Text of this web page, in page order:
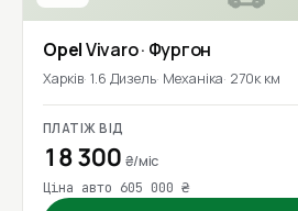
OpelVivaro· Фургон
Харків 1.6 Дизель Механіка 270к км
ПЛАТІЖ ВІД
18 300 ₴/міс
Ціна авто 605 000 ₴